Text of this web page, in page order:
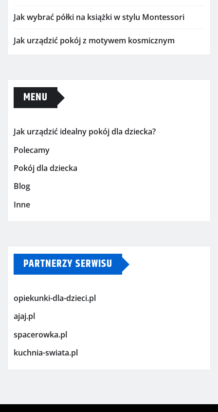
Jak wybrać półki na książki w stylu Montessori
Jak urządzić pokój z motywem kosmicznym
MENU
Jak urządzić idealny pokój dla dziecka?
Polecamy
Pokój dla dziecka
Blog
Inne
PARTNERZY SERWISU
opiekunki-dla-dzieci.pl
ajaj.pl
spacerowka.pl
kuchnia-swiata.pl